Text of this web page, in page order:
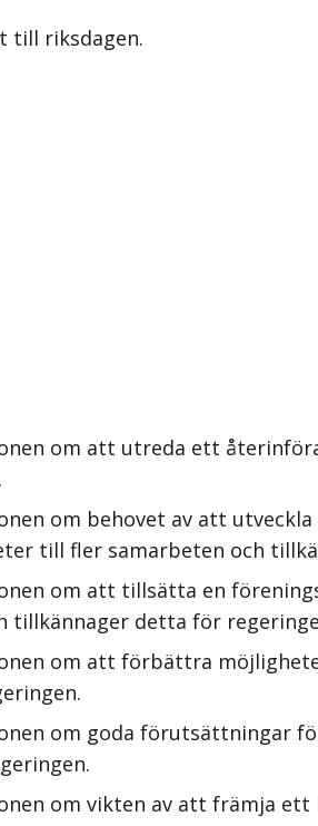
till riksdagen.
om att utreda ett
om behovet av att
till fler samarbeten och
om att tillsätta en
tillkännager detta för
om att förbättra
om goda förutsättningar
om vikten av att främja